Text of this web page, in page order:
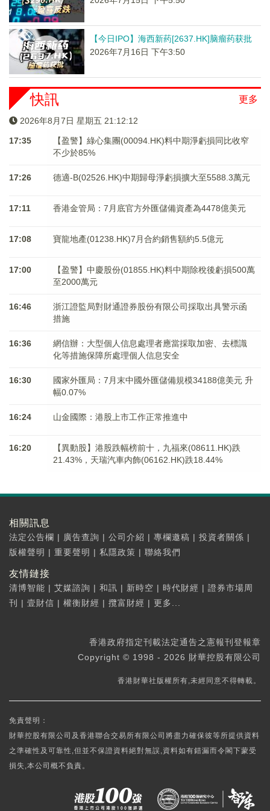
【今日IPO】海西新药[2637.HK]脑瘤药获批
2026年7月16日 下午3:50
更多
快訊
2026年8月7日 星期五 21:12:13
17:35
【盈警】綠心集團(00094.HK)料中期淨虧損同比收窄
不少於85%
17:26 德適-B(02526.HK)中期歸母淨虧損擴大至5588.3萬元
17:11 香港金管局：7月底官方外匯儲備資產為4478億美元
17:08 寶龍地產(01238.HK)7月合約銷售額約5.5億元
17:00
【盈警】中慶股份(01855.HK)料中期除稅後虧損500萬
至2000萬元
16:46
浙江證監局對財通證券股份有限公司採取出具警示函
措施
16:36
網信辦：大型個人信息處理者應當採取加密、去標識
化等措施保障所處理個人信息安全
16:30
國家外匯局：7月末中國外匯儲備規模34188億美元 升
幅0.07%
16:24 山金國際：港股上市工作正常推進中
16:20
【異動股】港股跌幅榜前十，九福來(08611.HK)跌
21.43%，天瑞汽車内飾(06162.HK)跌18.44%
相關訊息
法定公告欄 | 廣告查詢 | 公司介紹 | 專欄邀稿 | 投資者關係 |
版權聲明 | 重要聲明 | 私隱政策 | 聯絡我們
友情鏈接
清博智能 | 艾媒諮詢 | 和訊 | 新時空 | 時代財經 | 證券市場周
刊
| 壹財信 | 權衡財經 | 攬富財經 | 更多...
香港政府指定刊載法定通告之憲報刊登報章
Copyright © 1998 - 2026 財華控股有限公司
香港財華社版權所有,未經同意不得轉載。
免責聲明：
財華控股有限公司及香港聯合交易所有限公司將盡力確保彼等所提供資料
之準確性及可靠性,但並不保證資料絕對無誤,資料如有錯漏而令閣下蒙受
損失,本公司概不負責。